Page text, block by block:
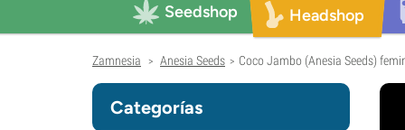
Seedshop Headshop
Zamnesia > Anesia Seeds > Coco Jambo (Anesia Seeds)
Categorías